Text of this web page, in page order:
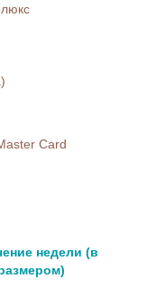
Card
недели (в